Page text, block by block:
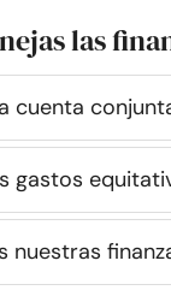
las
cuenta
gastos
nuestras